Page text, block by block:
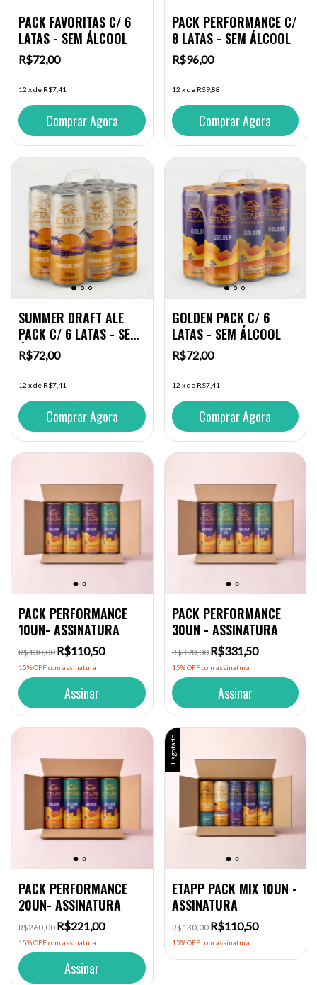
PACK FAVORITAS C/ 6
LATAS - SEM ÁLCOOL
R$72,00
12 xde R$7,41
PACK PERFORMANCE C/
8 LATAS - SEM ÁLCOOL
R$96,00
12 xde R$9,88
SUMMER DRAFT ALE
PACK C/ 6 LATAS - SEM
ÁLCOOL
R$72,00
12 xde R$7,41
GOLDEN PACK C/ 6
LATAS - SEM ÁLCOOL
R$72,00
12 xde R$7,41
PACK PERFORMANCE
10UN- ASSINATURA
R$130,00 R$110,50
15% OFFcom assinatura
Assinar
PACK PERFORMANCE
30UN - ASSINATURA
R$390,00 R$331,50
15% OFFcom assinatura
Assinar
PACK PERFORMANCE
20UN- ASSINATURA
R$260,00 R$221,00
15% OFFcom assinatura
Assinar
Esgotado
ETAPP PACK MIX 10UN -
ASSINATURA
R$130,00 R$110,50
15% OFFcom assinatura